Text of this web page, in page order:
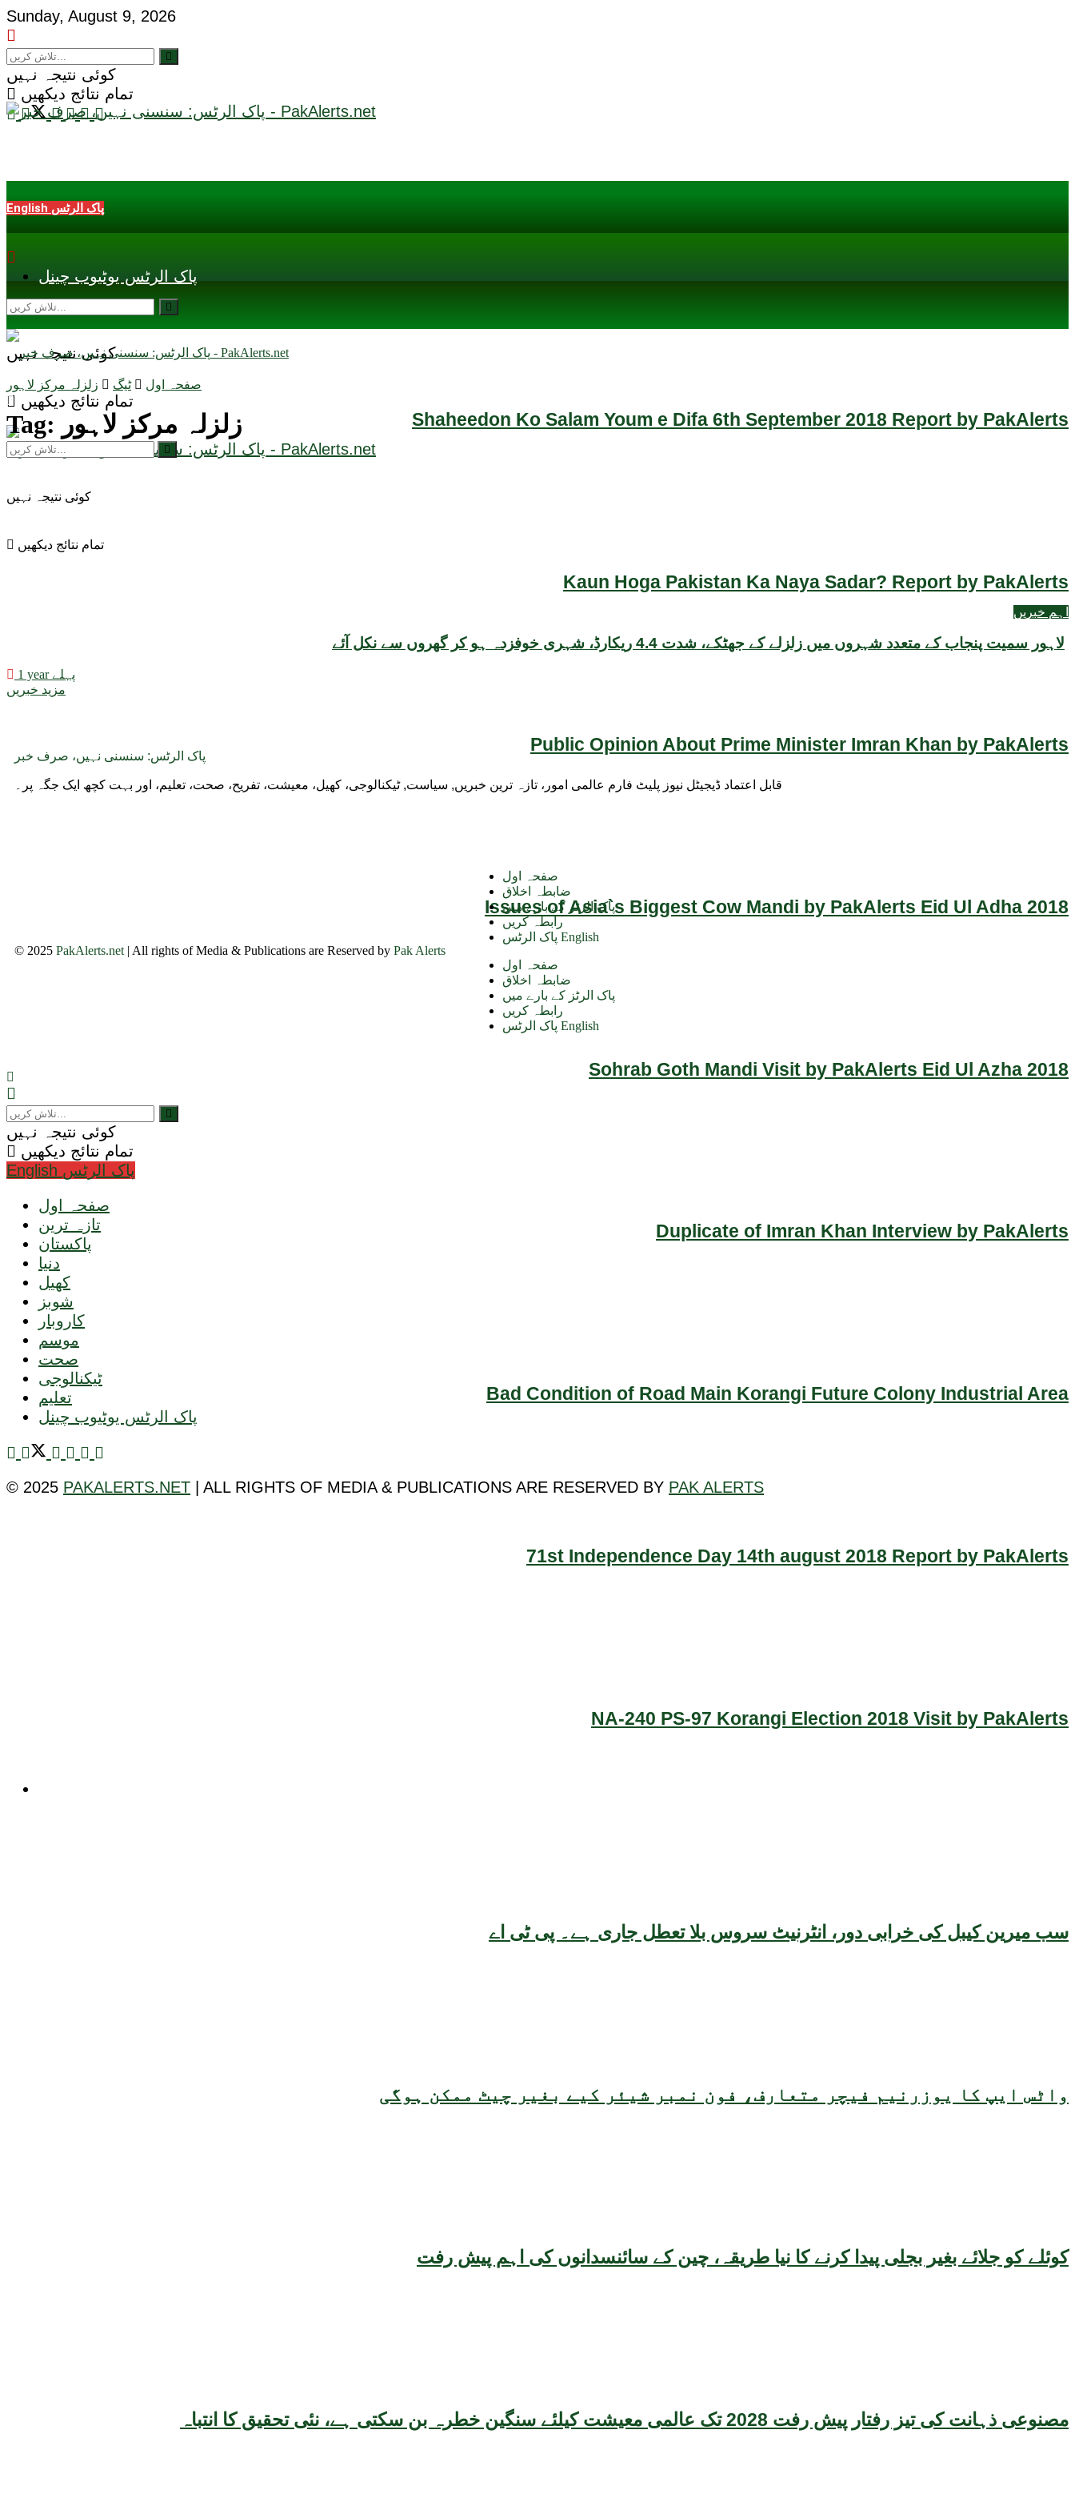
Sunday, August 9, 2026
کوئی نتیجہ نہیں
تمام نتائج دیکھیں
English پاک الرٹس
پاک الرٹس یوٹیوب چینل
Shaheedon Ko Salam Youm e Difa 6th September 2018 Report by PakAlerts
Kaun Hoga Pakistan Ka Naya Sadar? Report by PakAlerts
Public Opinion About Prime Minister Imran Khan by PakAlerts
Issues of Asia`s Biggest Cow Mandi by PakAlerts Eid Ul Adha 2018
Sohrab Goth Mandi Visit by PakAlerts Eid Ul Azha 2018
Duplicate of Imran Khan Interview by PakAlerts
Bad Condition of Road Main Korangi Future Colony Industrial Area
71st Independence Day 14th august 2018 Report by PakAlerts
NA-240 PS-97 Korangi Election 2018 Visit by PakAlerts
سب میرین کیبل کی خرابی دور، انٹرنیٹ سروس بلا تعطل جاری ہے۔ پی ٹی اے
واٹس ایپ کا یوزرنیم فیچر متعارف، فون نمبر شیئر کیے بغیر چیٹ ممکن ہوگی
کوئلے کو جلائے بغیر بجلی پیدا کرنے کا نیا طریقہ، چین کے سائنسدانوں کی اہم پیش رفت
مصنوعی ذہانت کی تیز رفتار پیش رفت 2028 تک عالمی معیشت کیلئے سنگین خطرہ بن سکتی ہے، نئی تحقیق کا انتباہ
کوئی نتیجہ نہیں
تمام نتائج دیکھیں
کوئی نتیجہ نہیں
تمام نتائج دیکھیں
صفحہ اول ٹیگ زلزلہ مرکز لاہور
Tag: زلزلہ مرکز لاہور
اہم خبریں
لاہور سمیت پنجاب کے متعدد شہروں میں زلزلے کے جھٹکے، شدت 4.4 ریکارڈ، شہری خوفزدہ ہو کر گھروں سے نکل آئے
1 year پہلے
مزید خبریں
پاک الرٹس: سنسنی نہیں، صرف خبر
قابل اعتماد ڈیجیٹل نیوز پلیٹ فارم عالمی امور، تازہ ترین خبریں, سیاست, ٹیکنالوجی، کھیل، معیشت، تفریح، صحت، تعلیم، اور بہت کچھ ایک جگہ پر۔
© 2025 PakAlerts.net | All rights of Media & Publications are Reserved by Pak Alerts
صفحہ اول
ضابطہ اخلاق
پاک الرٹز کے بارے میں
رابطہ کریں
پاک الرٹس English
صفحہ اول
ضابطہ اخلاق
پاک الرٹز کے بارے میں
رابطہ کریں
پاک الرٹس English
کوئی نتیجہ نہیں
تمام نتائج دیکھیں
English پاک الرٹس
صفحہ اول
تازہ ترین
پاکستان
دنیا
کھیل
شوبز
کاروبار
موسم
صحت
ٹیکنالوجی
تعلیم
پاک الرٹس یوٹیوب چینل
© 2025 PAKALERTS.NET | ALL RIGHTS OF MEDIA & PUBLICATIONS ARE RESERVED BY PAK ALERTS